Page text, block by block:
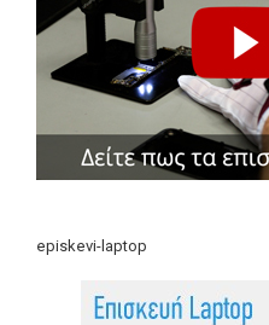
episkevi-laptop